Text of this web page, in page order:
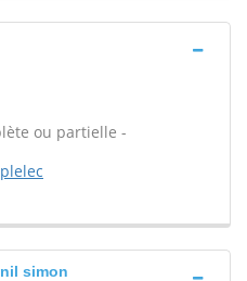
ou partielle -
simon